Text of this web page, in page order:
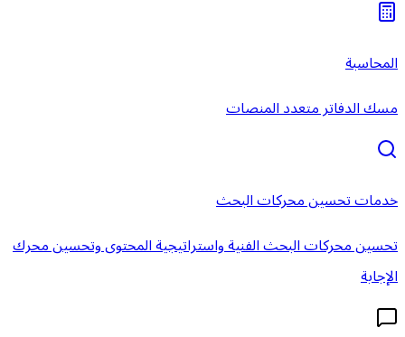
المحاسبة
مسك الدفاتر متعدد المنصات
خدمات تحسين محركات البحث
تحسين محركات البحث الفنية واستراتيجية المحتوى وتحسين محرك
الإجابة